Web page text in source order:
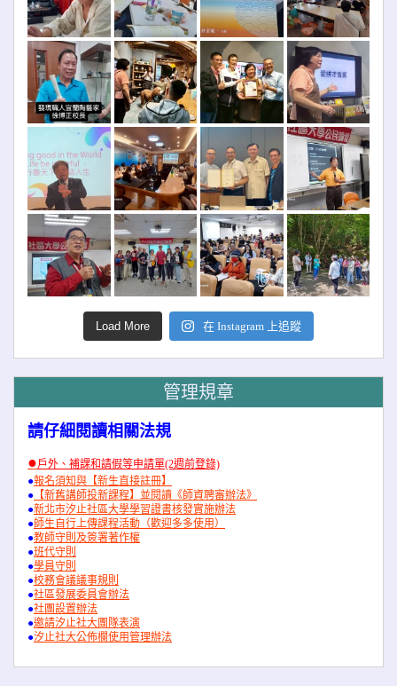
Load More 在 Instagram 上追蹤
管理規章
請仔細閱讀相關法規
●戶外、補課和請假等申請單(2週前登錄)
●報名須知與【新生直接註冊】
● 【新舊講師投新課程】並閱讀《師資聘審辦法》
●新北市汐止社區大學學習證書核發實施辦法
●師生自行上傳課程活動（歡迎多多使用）
●教師守則及簽署著作權
●班代守則
●學員守則
●校務會議議事規則
●社區發展委員會辦法
●社團設置辦法
●邀請汐止社大團隊表演
●汐止社大公佈欄使用管理辦法